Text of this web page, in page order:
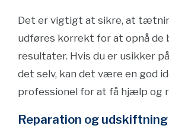
Det er vigtigt at sikre, at
udføres korrekt for at opnå de
resultater. Hvis du er usikker
det selv, kan det være en god
professionel for at få hjælp og
Reparation og udskiftning